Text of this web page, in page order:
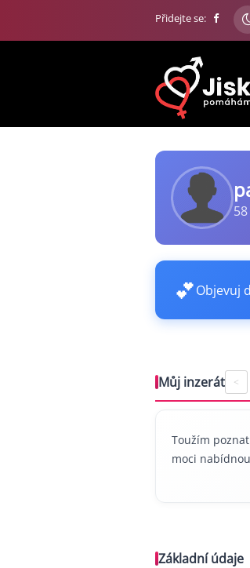
Přidejte se:
💕Objevuj
Můj inzerát <
Toužím
moci
Základní údaje